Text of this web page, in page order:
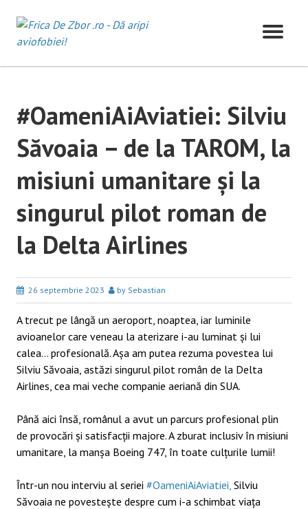
content
#OameniAiAviatiei: Silviu
Săvoaia – de la TAROM, la
misiuni umanitare și la
singurul pilot roman de
la Delta Airlines
26 septembrie 2023 by Sebastian
A trecut pe lângă un aeroport, noaptea, iar luminile
avioanelor care veneau la aterizare i-au luminat și lui
calea… profesională. Așa am putea rezuma povestea lui
Silviu Săvoaia, astăzi singurul pilot român de la Delta
Airlines, cea mai veche companie aeriană din SUA.
Până aici însă, românul a avut un parcurs profesional plin
de provocări și satisfacții majore. A zburat inclusiv în misiuni
umanitare, la manșa Boeing 747, în toate culțurile lumii!
Într-un nou interviu al seriei #OameniAiAviatiei, Silviu
Săvoaia ne povestește despre cum i-a schimbat viața